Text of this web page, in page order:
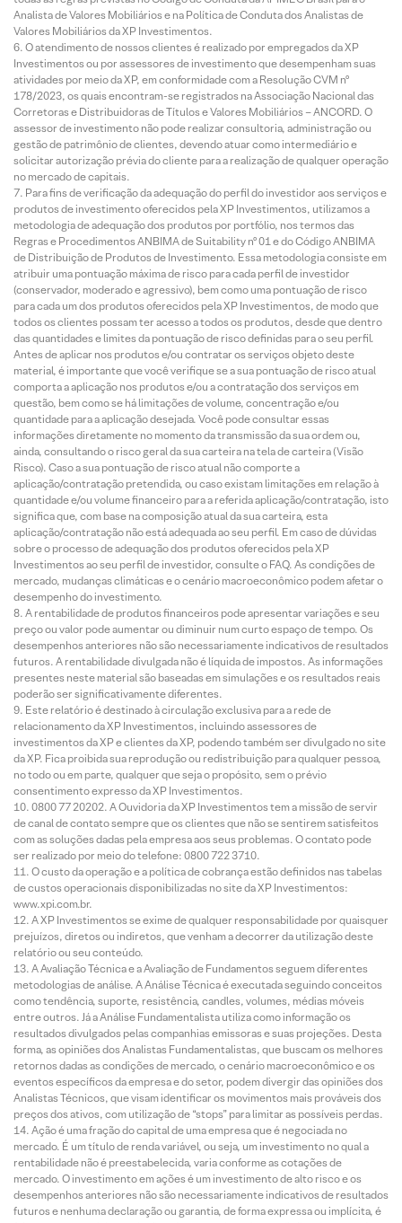
Analista de Valores Mobiliários e na Política de Conduta dos Analistas de
Valores Mobiliários da XP Investimentos.
O atendimento de nossos clientes é realizado por empregados da XP
Investimentos ou por assessores de investimento que desempenham suas
atividades por meio da XP, em conformidade com a Resolução CVM nº
178/2023, os quais encontram-se registrados na Associação Nacional das
Corretoras e Distribuidoras de Títulos e Valores Mobiliários – ANCORD. O
assessor de investimento não pode realizar consultoria, administração ou
gestão de patrimônio de clientes, devendo atuar como intermediário e
solicitar autorização prévia do cliente para a realização de qualquer operação
no mercado de capitais.
Para fins de verificação da adequação do perfil do investidor aos serviços e
produtos de investimento oferecidos pela XP Investimentos, utilizamos a
metodologia de adequação dos produtos por portfólio, nos termos das
Regras e Procedimentos ANBIMA de Suitability nº 01 e do Código ANBIMA
de Distribuição de Produtos de Investimento. Essa metodologia consiste em
atribuir uma pontuação máxima de risco para cada perfil de investidor
(conservador, moderado e agressivo), bem como uma pontuação de risco
para cada um dos produtos oferecidos pela XP Investimentos, de modo que
todos os clientes possam ter acesso a todos os produtos, desde que dentro
das quantidades e limites da pontuação de risco definidas para o seu perfil.
Antes de aplicar nos produtos e/ou contratar os serviços objeto deste
material, é importante que você verifique se a sua pontuação de risco atual
comporta a aplicação nos produtos e/ou a contratação dos serviços em
questão, bem como se há limitações de volume, concentração e/ou
quantidade para a aplicação desejada. Você pode consultar essas
informações diretamente no momento da transmissão da sua ordem ou,
ainda, consultando o risco geral da sua carteira na tela de carteira (Visão
Risco). Caso a sua pontuação de risco atual não comporte a
aplicação/contratação pretendida, ou caso existam limitações em relação à
quantidade e/ou volume financeiro para a referida aplicação/contratação, isto
significa que, com base na composição atual da sua carteira, esta
aplicação/contratação não está adequada ao seu perfil. Em caso de dúvidas
sobre o processo de adequação dos produtos oferecidos pela XP
Investimentos ao seu perfil de investidor, consulte o FAQ. As condições de
mercado, mudanças climáticas e o cenário macroeconômico podem afetar o
desempenho do investimento.
A rentabilidade de produtos financeiros pode apresentar variações e seu
preço ou valor pode aumentar ou diminuir num curto espaço de tempo. Os
desempenhos anteriores não são necessariamente indicativos de resultados
futuros. A rentabilidade divulgada não é líquida de impostos. As informações
presentes neste material são baseadas em simulações e os resultados reais
poderão ser significativamente diferentes.
Este relatório é destinado à circulação exclusiva para a rede de
relacionamento da XP Investimentos, incluindo assessores de
investimentos da XP e clientes da XP, podendo também ser divulgado no site
da XP. Fica proibida sua reprodução ou redistribuição para qualquer pessoa,
no todo ou em parte, qualquer que seja o propósito, sem o prévio
consentimento expresso da XP Investimentos.
0800 77 20202. A Ouvidoria da XP Investimentos tem a missão de servir
de canal de contato sempre que os clientes que não se sentirem satisfeitos
com as soluções dadas pela empresa aos seus problemas. O contato pode
ser realizado por meio do telefone: 0800 722 3710.
O custo da operação e a política de cobrança estão definidos nas tabelas
de custos operacionais disponibilizadas no site da XP Investimentos:
www.xpi.com.br.
A XP Investimentos se exime de qualquer responsabilidade por quaisquer
prejuízos, diretos ou indiretos, que venham a decorrer da utilização deste
relatório ou seu conteúdo.
A Avaliação Técnica e a Avaliação de Fundamentos seguem diferentes
metodologias de análise. A Análise Técnica é executada seguindo conceitos
como tendência, suporte, resistência, candles, volumes, médias móveis
entre outros. Já a Análise Fundamentalista utiliza como informação os
resultados divulgados pelas companhias emissoras e suas projeções. Desta
forma, as opiniões dos Analistas Fundamentalistas, que buscam os melhores
retornos dadas as condições de mercado, o cenário macroeconômico e os
eventos específicos da empresa e do setor, podem divergir das opiniões dos
Analistas Técnicos, que visam identificar os movimentos mais prováveis dos
preços dos ativos, com utilização de “stops” para limitar as possíveis perdas.
Ação é uma fração do capital de uma empresa que é negociada no
mercado. É um título de renda variável, ou seja, um investimento no qual a
rentabilidade não é preestabelecida, varia conforme as cotações de
mercado. O investimento em ações é um investimento de alto risco e os
desempenhos anteriores não são necessariamente indicativos de resultados
futuros e nenhuma declaração ou garantia, de forma expressa ou implícita, é